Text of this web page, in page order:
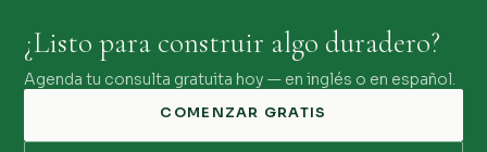
¿Listo para construir algo duradero?
Agenda tu consulta gratuita hoy — en inglés o en español.
COMENZAR GRATIS